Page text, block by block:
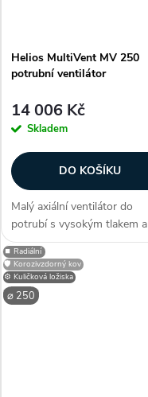
Helios MultiVent MV 250
potrubní ventilátor
14 006 Kč
Skladem
DO KOŠÍKU
Malý axiální ventilátor do
potrubí s vysokým tlakem a
průtokem vzduchu.
Dvourychlostní motor s plně
regulovatelnými otáčkami.
Montáž v libovolné poloze.
⚙️ Kuličková ložiska
⌀ 250
⏹️ Radiální
🛡️ Korozivzdorný kov